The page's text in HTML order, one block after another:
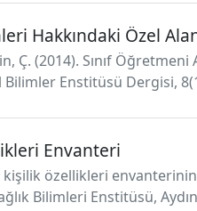
Hakkındaki Özel
Ç. (2014). Sınıf
Enstitüsü Dergisi,
Envanteri
kişilik özellikleri
Bilimleri Enstitüsü,